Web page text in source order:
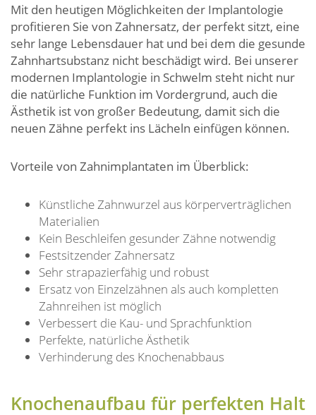
Mit den heutigen Möglichkeiten der Implantologie
profitieren Sie von Zahnersatz, der perfekt sitzt, eine
sehr lange Lebensdauer hat und bei dem die gesunde
Zahnhartsubstanz nicht beschädigt wird. Bei unserer
modernen Implantologie in Schwelm steht nicht nur
die natürliche Funktion im Vordergrund, auch die
Ästhetik ist von großer Bedeutung, damit sich die
neuen Zähne perfekt ins Lächeln einfügen können.
Vorteile von Zahnimplantaten im Überblick:
Künstliche Zahnwurzel aus körperverträglichen
Materialien
Kein Beschleifen gesunder Zähne notwendig
Festsitzender Zahnersatz
Sehr strapazierfähig und robust
Ersatz von Einzelzähnen als auch kompletten
Zahnreihen ist möglich
Verbessert die Kau- und Sprachfunktion
Perfekte, natürliche Ästhetik
Verhinderung des Knochenabbaus
Knochenaufbau für perfekten Halt